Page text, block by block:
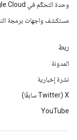
وحدة التحكّم في Google Cloud
مستكشف واجهات برمجة
ربط
المدونة
نشرة إخبارية
‫X ‏(Twitter سابقًا)
YouTube